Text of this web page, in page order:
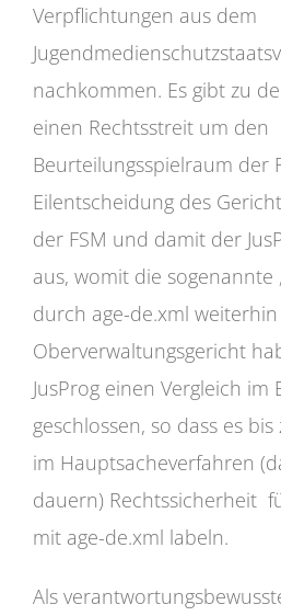
Verpflichtungen aus dem
nachkommen. Es gibt zu
einen Rechtsstreit um den
Beurteilungsspielraum der
Eilentscheidung des
der FSM und damit der
aus, womit die sogenannte
durch age-de.xml
Oberverwaltungsgericht
JusProg einen Vergleich im
geschlossen, so dass es
im Hauptsacheverfahren
dauern) Rechtssicherheit
mit age-de.xml labeln.
Als